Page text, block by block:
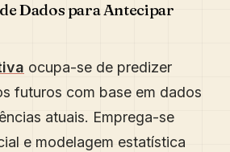
Dados para Antecipar
ocupa-se de predizer
futuros com base em dados
atuais. Emprega-se
e modelagem estatística